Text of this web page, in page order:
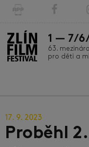
1 — 7/
63.
pro děti a
17. 9. 2023
Proběhl